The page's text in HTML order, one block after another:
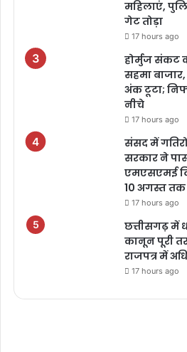
महिलाएं,
गेट तोड़ा
17 hours ago
होर्मुज संकट
सहमा
अंक टूटा;
नीचे
17 hours ago
संसद में
सरकार ने
एमएसएमई
10 अगस्त तक
17 hours ago
छत्तीसगढ़ में
कानून पूरी
राजपत्र में
17 hours ago